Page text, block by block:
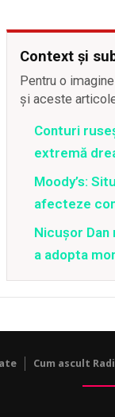
Context și
Pentru o
și aceste
Conturi
extremă
Moody’s:
afecteze
Nicușor Dan
a adopta
Cum ascult